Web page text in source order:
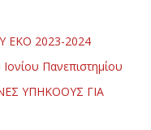
ΕΚΟ 2023-2024
Πανεπιστημίου
ΥΠΗΚΟΟΥΣ ΓΙΑ